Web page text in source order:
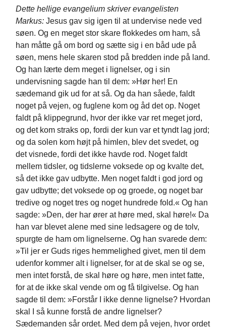
Dette hellige evangelium skriver evangelisten
Markus: Jesus gav sig igen til at undervise nede ved
søen. Og en meget stor skare flokkedes om ham, så
han måtte gå om bord og sætte sig i en båd ude på
søen, mens hele skaren stod på bredden inde på land.
Og han lærte dem meget i lignelser, og i sin
undervisning sagde han til dem: »Hør her! En
sædemand gik ud for at så. Og da han såede, faldt
noget på vejen, og fuglene kom og åd det op. Noget
faldt på klippegrund, hvor der ikke var ret meget jord,
og det kom straks op, fordi der kun var et tyndt lag jord;
og da solen kom højt på himlen, blev det svedet, og
det visnede, fordi det ikke havde rod. Noget faldt
mellem tidsler, og tidslerne voksede op og kvalte det,
så det ikke gav udbytte. Men noget faldt i god jord og
gav udbytte; det voksede op og groede, og noget bar
tredive og noget tres og noget hundrede fold.« Og han
sagde: »Den, der har ører at høre med, skal høre!« Da
han var blevet alene med sine ledsagere og de tolv,
spurgte de ham om lignelserne. Og han svarede dem:
»Til jer er Guds riges hemmelighed givet, men til dem
udenfor kommer alt i lignelser, for at de skal se og se,
men intet forstå, de skal høre og høre, men intet fatte,
for at de ikke skal vende om og få tilgivelse. Og han
sagde til dem: »Forstår I ikke denne lignelse? Hvordan
skal I så kunne forstå de andre lignelser?
Sædemanden sår ordet. Med dem på vejen, hvor ordet